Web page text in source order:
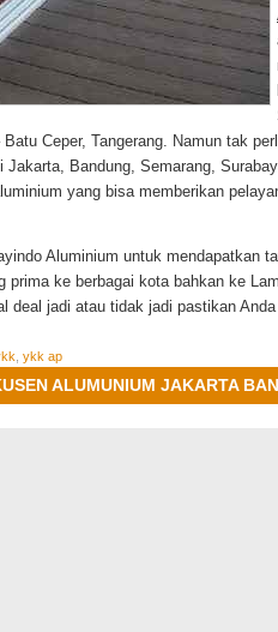
Ceper, Tangerang. Namun tak
Jakarta, Bandung, Semarang,
yang bisa memberikan
Aluminium untuk mendapatkan
prima ke berbagai kota bahkan ke
deal jadi atau tidak jadi pastikan
ykk ap
ALUMUNIUM JAKARTA